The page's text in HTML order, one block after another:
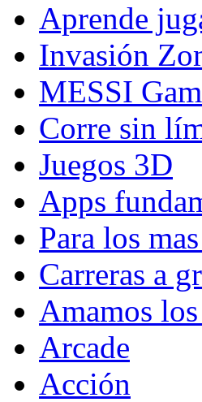
Aprende
Invasión
MESSI
Corre sin
Juegos 3D
Apps
Para los
Carreras a
Amamos
Arcade
Acción